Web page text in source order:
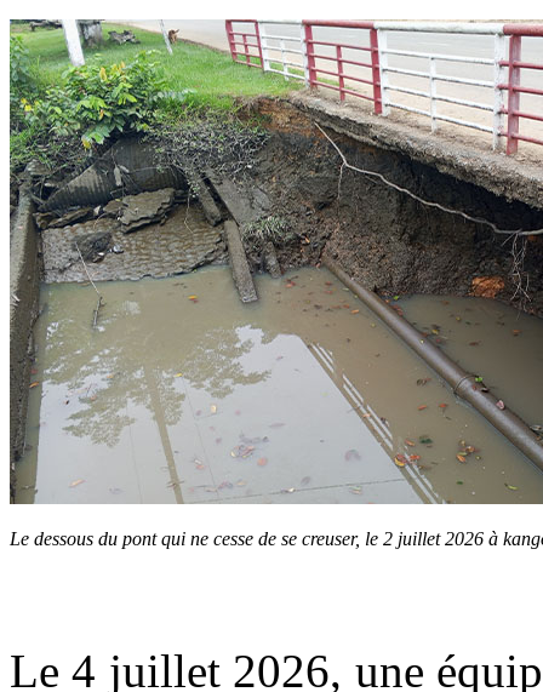
Le dessous du pont qui ne cesse de se creuser, le 2 juillet 2026 à
Le 4 juillet 2026, une